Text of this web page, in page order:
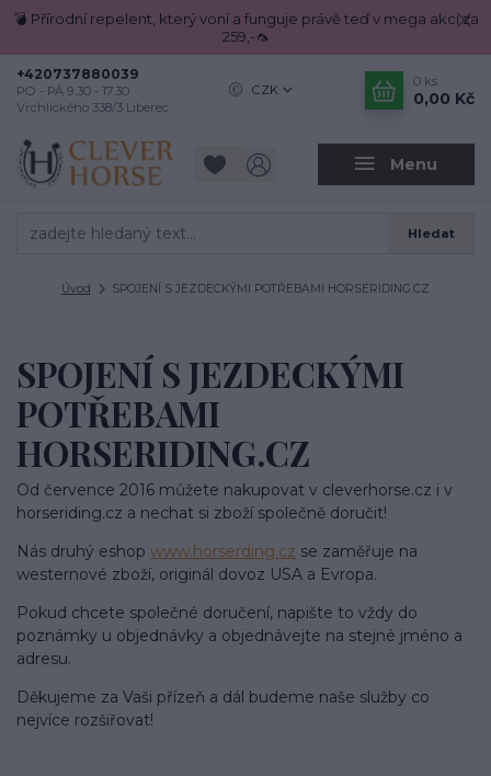
💣 Přírodní repelent, který voní a funguje právě teď v mega akci za
259,-🦟
Menu
CZK
Hledat
+420737880039
PO - PÁ 9.30 - 17.30
Vrchlického 338/3 Liberec
0 ks
0,00 Kč
Úvod SPOJENÍ S JEZDECKÝMI POTŘEBAMI HORSERIDING.CZ
SPOJENÍ S JEZDECKÝMI
POTŘEBAMI
HORSERIDING.CZ
Od července 2016 můžete nakupovat v cleverhorse.cz i v
horseriding.cz a nechat si zboží společně doručit!
Nás druhý eshop www.horserding.cz se zaměřuje na
westernové zboží, originál dovoz USA a Evropa.
Pokud chcete společné doručení, napište to vždy do
poznámky u objednávky a objednávejte na stejné jméno a
adresu.
Děkujeme za Vaši přízeň a dál budeme naše služby co
nejvíce rozšiřovat!